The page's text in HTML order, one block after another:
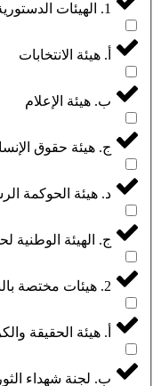
1. الهيئات الدستورية
أ. هيئة الانتخابات
ب. هيئة الإعلام
ج. هيئة حقوق
د. هيئة الحوكمة
ج. الهيئة الوطنية
2. هيئات مختصة بالنظر في انتهاكات حقوق الإنسان
أ. هيئة الحقيقة
ب. لجنة شهداء